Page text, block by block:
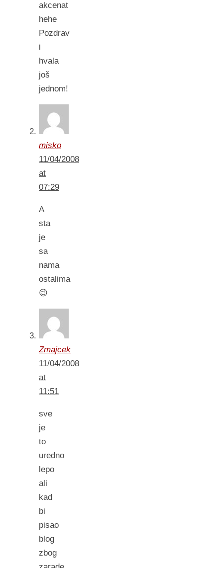
akcenat
hehe
Pozdrav
i
hvala
još
jednom!
misko
11/04/2008
at
07:29
A
sta
je
sa
nama
ostalima
😉
Zmajcek
11/04/2008
at
11:51
sve
je
to
uredno
lepo
ali
kad
bi
pisao
blog
zbog